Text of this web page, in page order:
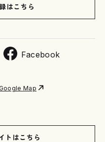
はこちら
Facebook
Map
トはこちら